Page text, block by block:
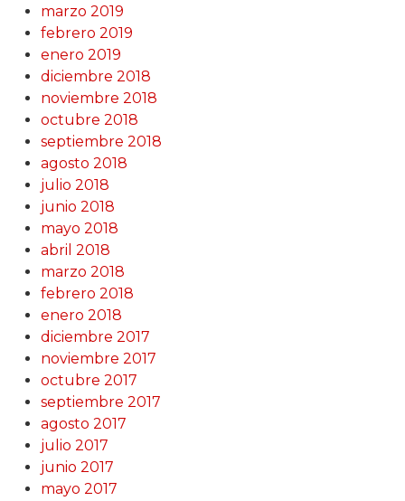
marzo 2019
febrero 2019
enero 2019
diciembre 2018
noviembre 2018
octubre 2018
septiembre 2018
agosto 2018
julio 2018
junio 2018
mayo 2018
abril 2018
marzo 2018
febrero 2018
enero 2018
diciembre 2017
noviembre 2017
octubre 2017
septiembre 2017
agosto 2017
julio 2017
junio 2017
mayo 2017